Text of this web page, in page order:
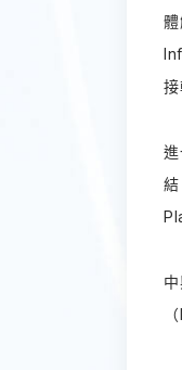
接
進
結